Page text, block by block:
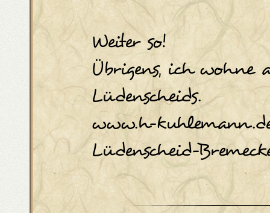
Weiter so!
Übrigens, ich wohne
Lüdenscheids.
www.h-
Lüdenscheid-